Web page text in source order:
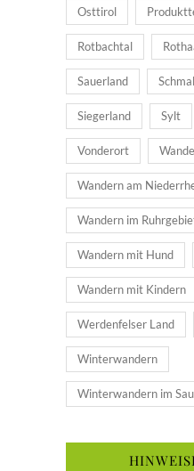
Osttirol
Rotbachtal
Sauerland
Siegerland Sylt
Vonderort
Wandern am
Wandern im
Wandern mit Hund
Wandern mit Kindern
Werdenfelser Land
Winterwandern
Winterwandern im